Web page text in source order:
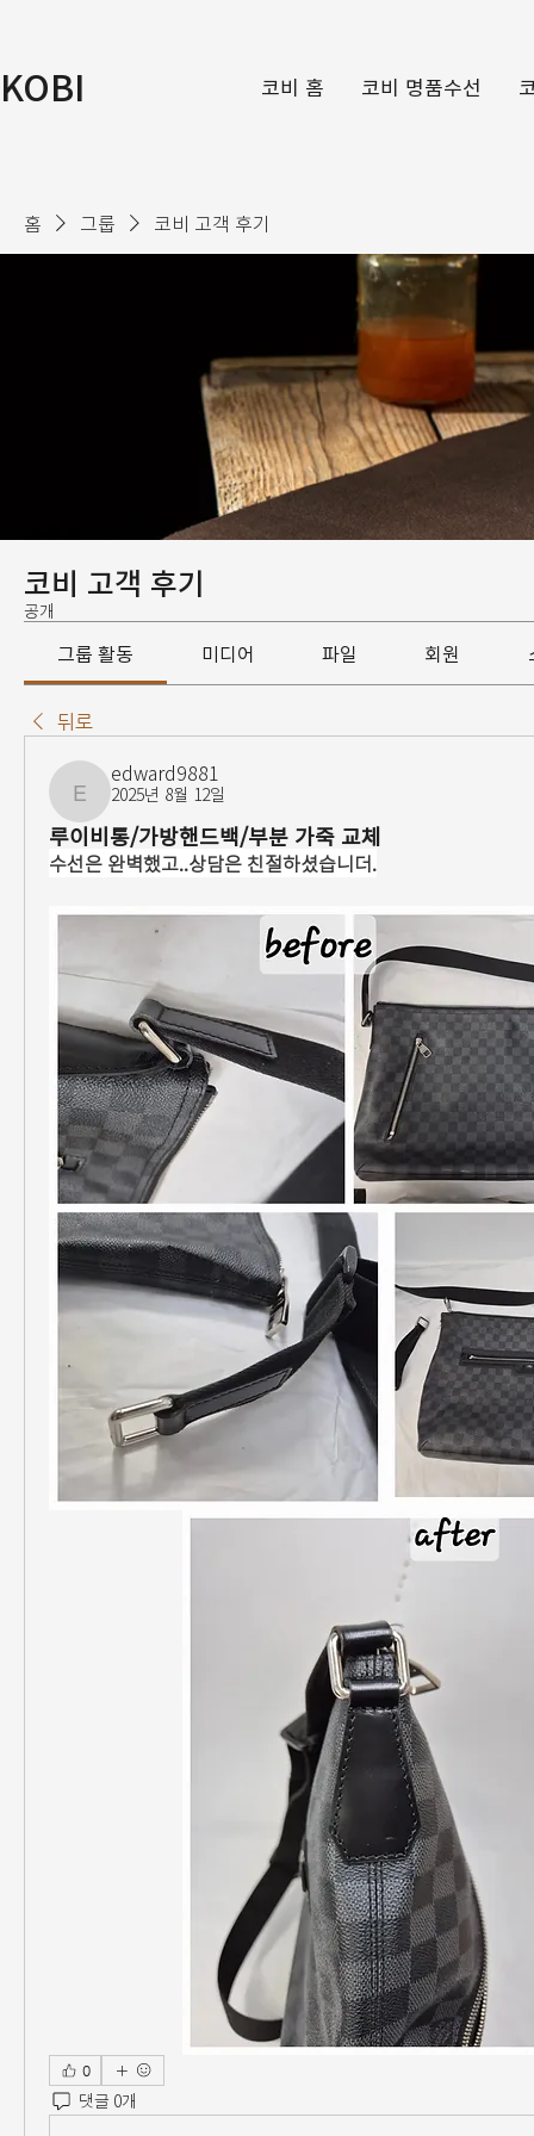
KOBI 코비 홈 코비 명품수선
홈 그룹 코비 고객 후기
코비 고객 후기
공개
그룹 활동 미디어 파일 회원
뒤로
edward9881
edward9881
2025년 8월 12일
루이비통/가방핸드백/부분 가죽 교체
수선은 완벽했고..상담은 친절하셨습니더.
0
댓글 0개